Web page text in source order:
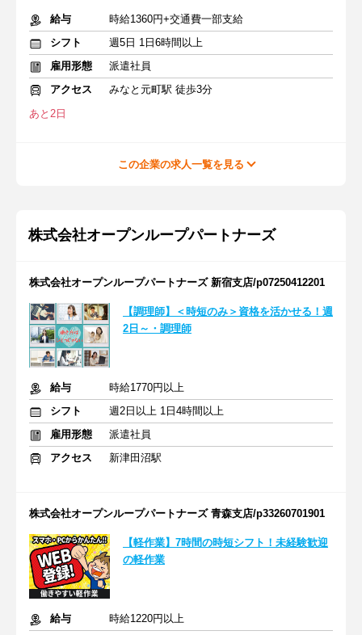
給与
時給1360円+交通費一部支給
シフト
週5日 1日6時間以上
雇用形態
派遣社員
アクセス
みなと元町駅 徒歩3分
あと2日
この企業の求人一覧を見る
株式会社オープンループパートナーズ
株式会社オープンループパートナーズ 新宿支店/p07250412201
【調理師】＜時短のみ＞資格を活かせる！週
2日～・調理師
給与
時給1770円以上
シフト
週2日以上 1日4時間以上
雇用形態
派遣社員
アクセス
新津田沼駅
株式会社オープンループパートナーズ 青森支店/p33260701901
【軽作業】7時間の時短シフト！未経験歓迎
の軽作業
給与
時給1220円以上